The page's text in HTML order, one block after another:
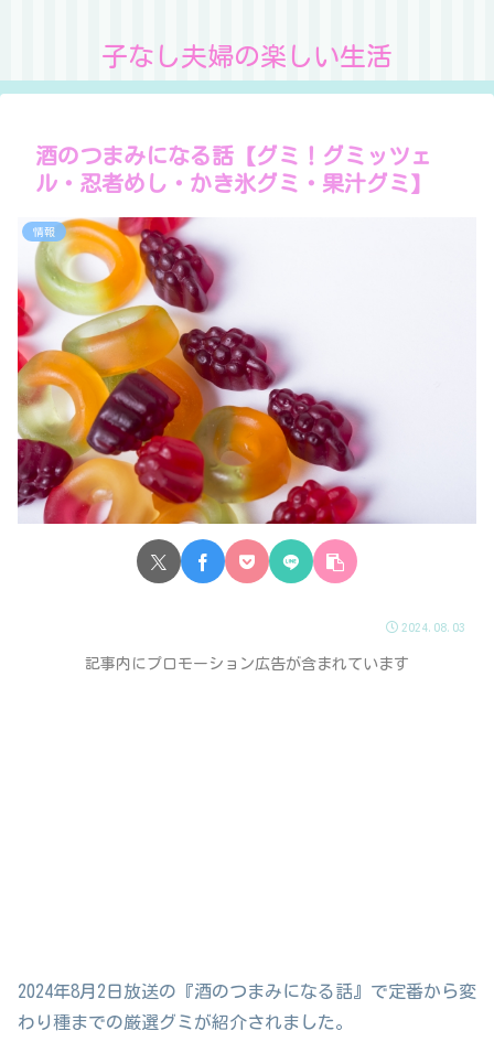
子なし夫婦の楽しい生活
酒のつまみになる話【グミ！グミッツェ
ル・忍者めし・かき氷グミ・果汁グミ】
情報
2024.08.03
記事内にプロモーション広告が含まれています
2024年8月2日放送の『酒のつまみになる話』で定番から変
わり種までの厳選グミが紹介されました。